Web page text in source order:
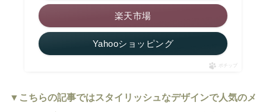
楽天市場
Yahooショッピング
ポチップ
▼こちらの記事ではスタイリッシュなデザインで人気のメ